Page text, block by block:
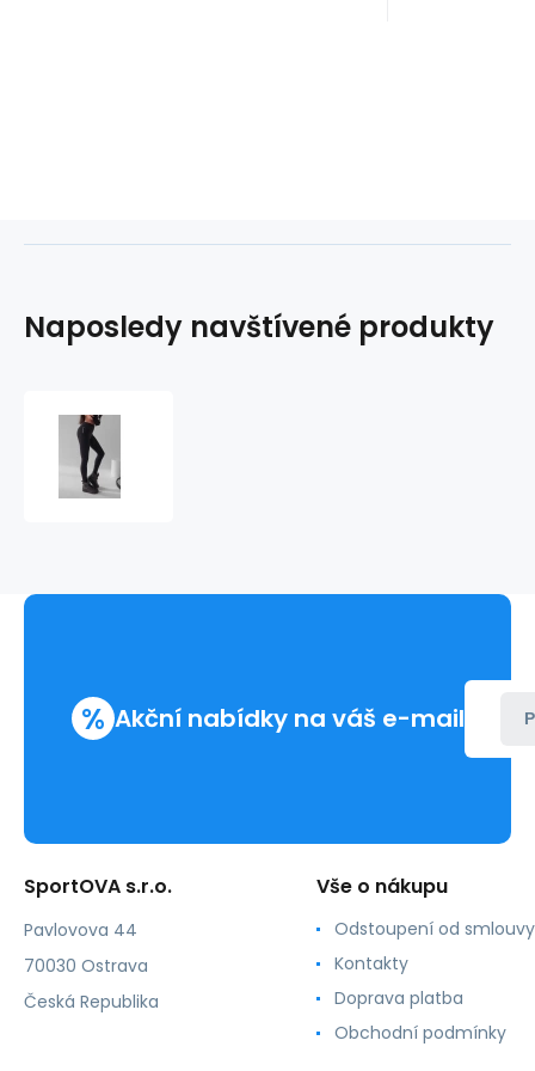
Naposledy navštívené produkty
% Akční nabídky na váš e-mail
SportOVA s.r.o.
Pavlovova 44
70030 Ostrava
Česká Republika
Vše o nákupu
Odstoupení od smlouvy
Kontakty
Doprava platba
Obchodní podmínky